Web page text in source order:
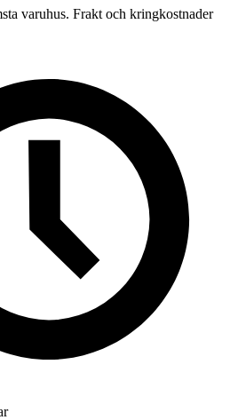
varuhus. Frakt och kringkostnader